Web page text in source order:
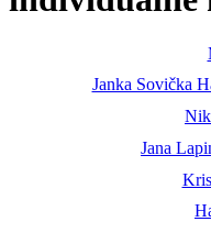
Janka Sovička
Jana